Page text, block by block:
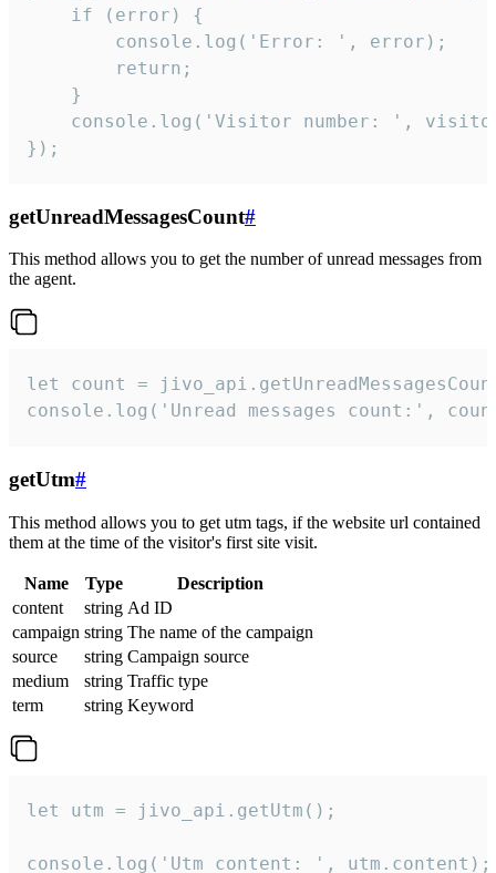
    if (error) {
        console.log('Error: ', error);
        return;
    }
console.log('Visitor number: ',
});
getUnreadMessagesCount#
This method allows you to get the number of unread messages from
the agent.
let count =
console.log('Unread messages count:',
getUtm#
This method allows you to get utm tags, if the website url contained
them at the time of the visitor's first site visit.
Name Type
Description
content
string Ad ID
campaign string The name of the campaign
source
string Campaign source
medium
string Traffic type
term
string Keyword
let utm = jivo_api.getUtm();
console.log('Utm content: ', utm.content);